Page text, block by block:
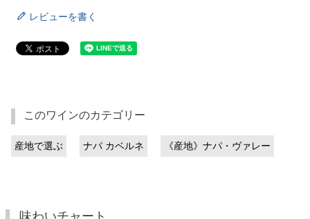
レビューを書く
このワインのカテゴリー
産地で選ぶ ナパ カベルネ 《産地》ナパ・ヴァレー
味わいチャート